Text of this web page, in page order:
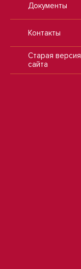
Документы
Контакты
Старая версия
сайта